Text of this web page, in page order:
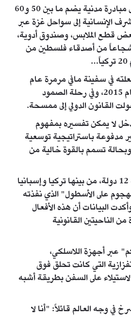
وكان على متنها أسطول مبادرة مدنية يضم ما بين 50 و60
الإنسانية إلى سواحل غزة عبر
قطع الملابس، وصندوق أدوية،
شخصاً شجاعاً من أصدقاء فلسطين من
في سفينة مافي مرمرة عام
2010، وفي "ماريان" عام 2015، وفي رحلة الصمود
لا يمكن تفسيره بمفهوم
مدفوعة باستراتيجية توسعية
تسمم بالقوة خالية من
وقد أدان وزراء خارجية 12 دولة، من بينها تركيا وإسبانيا
على الأسطول" الذي نفذته
البيانات أن هذه الأفعال
الناحيتين القانونية
عبر أجهزة اللاسلكي،
التي كانت تحلق فوق
على السفن بطريقة أشبه
وجه العالم قائلاً: "أنا لا